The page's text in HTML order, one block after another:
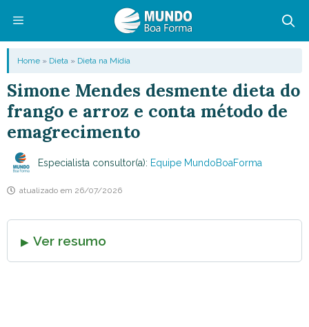
conteúdo
Menu
Home » Dieta » Dieta na Mídia
Simone Mendes desmente dieta do
frango e arroz e conta método de
emagrecimento
Especialista consultor(a): Equipe MundoBoaForma
atualizado em 26/07/2026
Ver resumo